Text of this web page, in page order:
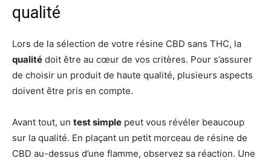
qualité
Lors de la sélection de votre résine CBD sans THC, la
qualité doit être au cœur de vos critères. Pour s’assurer
de choisir un produit de haute qualité, plusieurs aspects
doivent être pris en compte.
Avant tout, un test simple peut vous révéler beaucoup
sur la qualité. En plaçant un petit morceau de résine de
CBD au-dessus d’une flamme, observez sa réaction. Une